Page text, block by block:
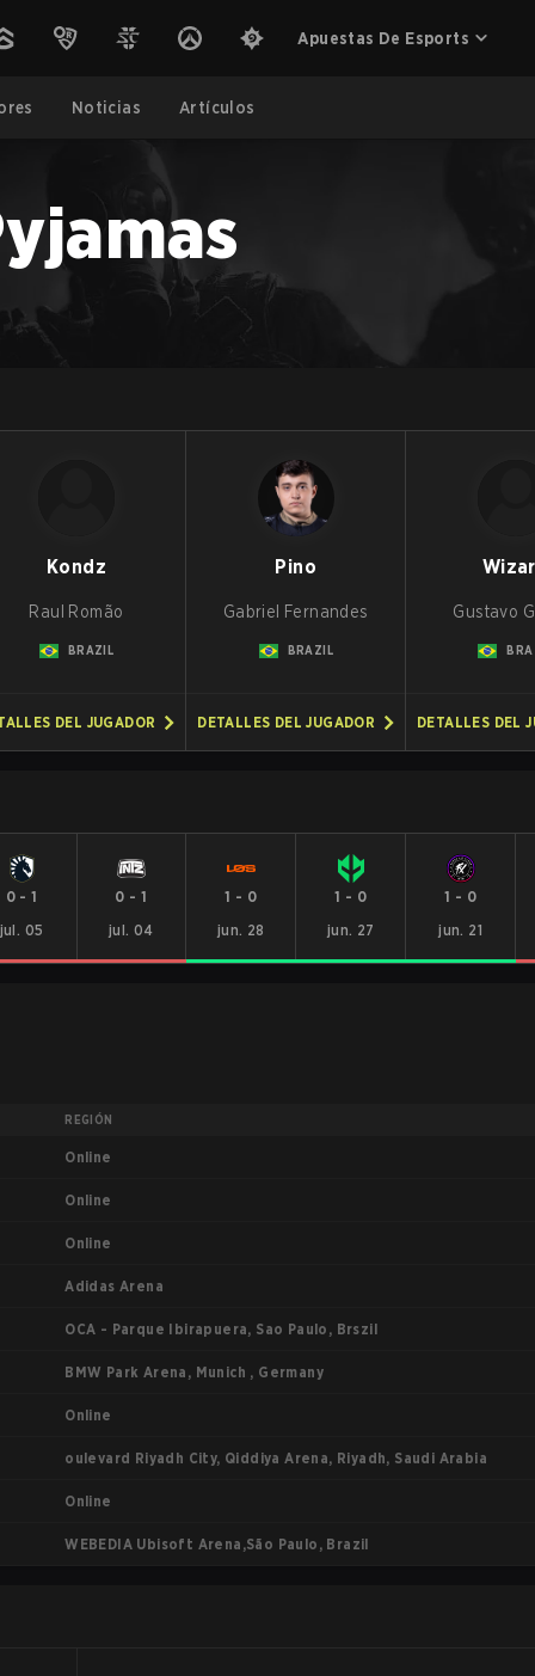
Apuestas De Esports
Noticias Artículos
Kondz
Raul Romão
BRAZIL
DEL JUGADOR
Pino
Gabriel Fernandes
BRAZIL
DETALLES DEL JUGADOR
Gustavo
DETALLES DEL
0-1
jul. 05
0 -1
jul. 04
1 - 0
jun. 28
1 - 0
jun. 27
1 - 0
jun. 21
REGIÓN
Online
Online
Online
Adidas Arena
OCA - Parque Ibirapuera, Sao Paulo, Brszil
BMW Park Arena, Munich , Germany
Online
oulevard Riyadh City, Qiddiya Arena, Riyadh, Saudi Arabia
Online
WEBEDIA Ubisoft Arena,São Paulo, Brazil